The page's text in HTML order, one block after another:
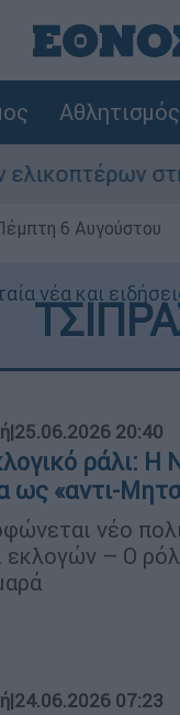
Αθλητισμός
στη Ψάθα
6 Αυγούστου
νέα και
|25.06.2026 20:40
ράλι: Η
ως «αντι-
νέο
εκλογών – Ο
|24.06.2026 07:23